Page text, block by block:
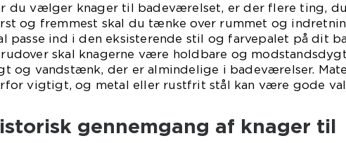
du vælger knager til badeværelset, er der flere ting,
og fremmest skal du tænke over rummet og
passe ind i den eksisterende stil og farvepalet på dit
skal knagerne være holdbare og
og vandstænk, der er almindelige i badeværelser.
vigtigt, og metal eller rustfrit stål kan være gode
gennemgang af knager til